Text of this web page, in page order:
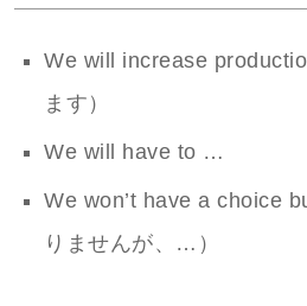
We will increase
ます）
We will have to …
We won’t have a choice
りませんが、…）